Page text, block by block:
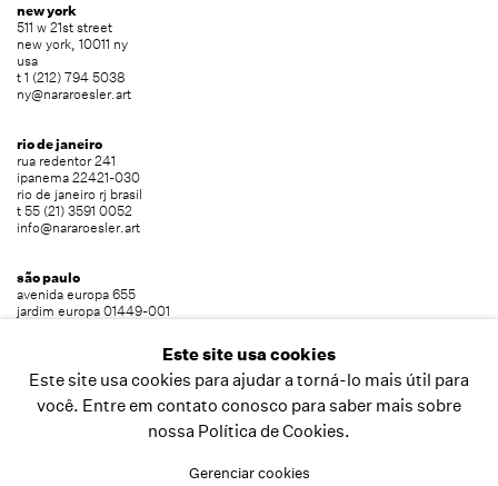
new york
511 w 21st street
new york, 10011 ny
usa
t 1 (212) 794 5038
ny@nararoesler.art
rio de janeiro
rua redentor 241
ipanema 22421-030
rio de janeiro rj brasil
t 55 (21) 3591 0052
info@nararoesler.art
são paulo
avenida europa 655
jardim europa 01449-001
copyright © 2026 nara roesler
Este site usa cookies
Este site usa cookies para ajudar a torná-lo mais útil para
você. Entre em contato conosco para saber mais sobre
nossa Política de Cookies.
Gerenciar cookies